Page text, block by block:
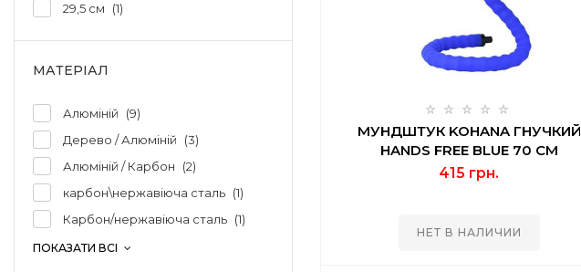
29,5 см 1
МАТЕРІАЛ
Алюміній 9
Алюміній / Карбон 2
Дерево / Алюміній 3
Карбон/нержавіюча сталь 1
карбон\нержавіюча сталь 1
ПОКАЗАТИ ВСІ
МУНДШТУК KOHANA ГНУЧКИЙ
HANDS FREE BLUE 70 СМ
415 грн.
НЕТ В НАЛИЧИИ